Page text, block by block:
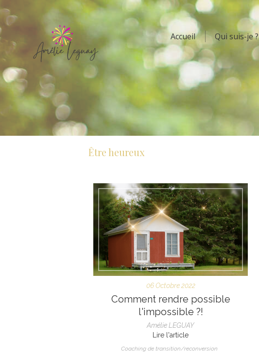
Accueil Qui suis-je ?
Être heureux
06 Octobre 2022
Comment rendre possible
l'impossible ?!
Amélie LEGUAY
Lire l'article
Coaching de transition/reconversion